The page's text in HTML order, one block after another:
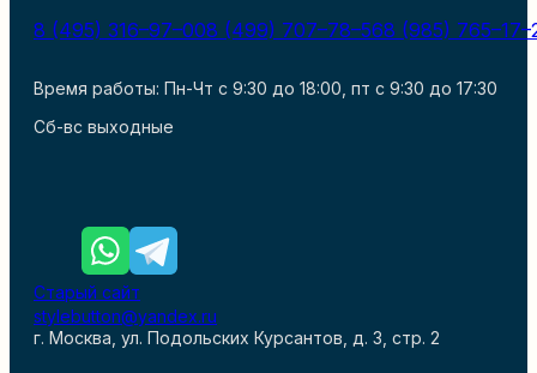
8 (495) 316–97–008 (499) 707–78–568 (985)
Время работы: Пн-Чт с 9:30 до 18:00, пт с 9:30 до 17:30
Сб-вс выходные
Старый сайт
stylebutton@yandex.ru
г. Москва, ул. Подольских Курсантов, д. 3, стр. 2